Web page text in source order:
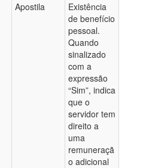
Apostila
Existência
de benefício
pessoal.
Quando
sinalizado
com a
expressão
“Sim”, indica
que o
servidor tem
direito a
uma
remuneraçã
o adicional